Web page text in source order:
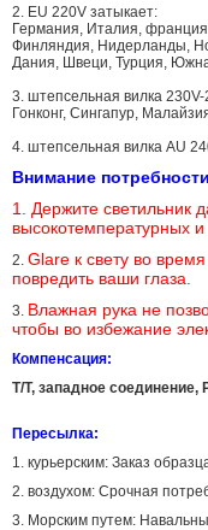
2. EU 220V затыкает:
Германия, Италия,
Финляндия, Нидерланды,
Дания, Швеци, Турция,
3. штепсельная вилка
Гонконг, Сингапур,
4. штепсельная вилка AU
Внимание
1. Держите светильник
высокотемпературных и
2. Glare к свету во
повредить ваши глаза.
3. Влажная рука не
чтобы во избежание
Компенсация:
T/T, западное
Пересылка:
1. курьерским: Заказ
2. воздухом: Срочная
3. Морским путем: